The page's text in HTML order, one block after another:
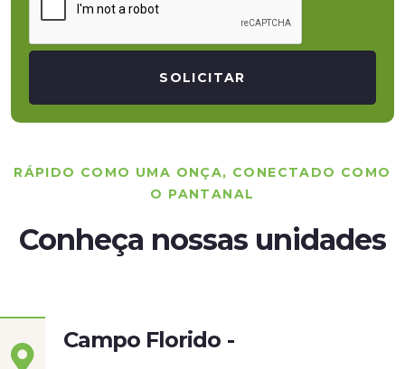
SOLICITAR
RÁPIDO COMO UMA ONÇA, CONECTADO COMO
O PANTANAL
Conheça nossas unidades
Campo Florido -